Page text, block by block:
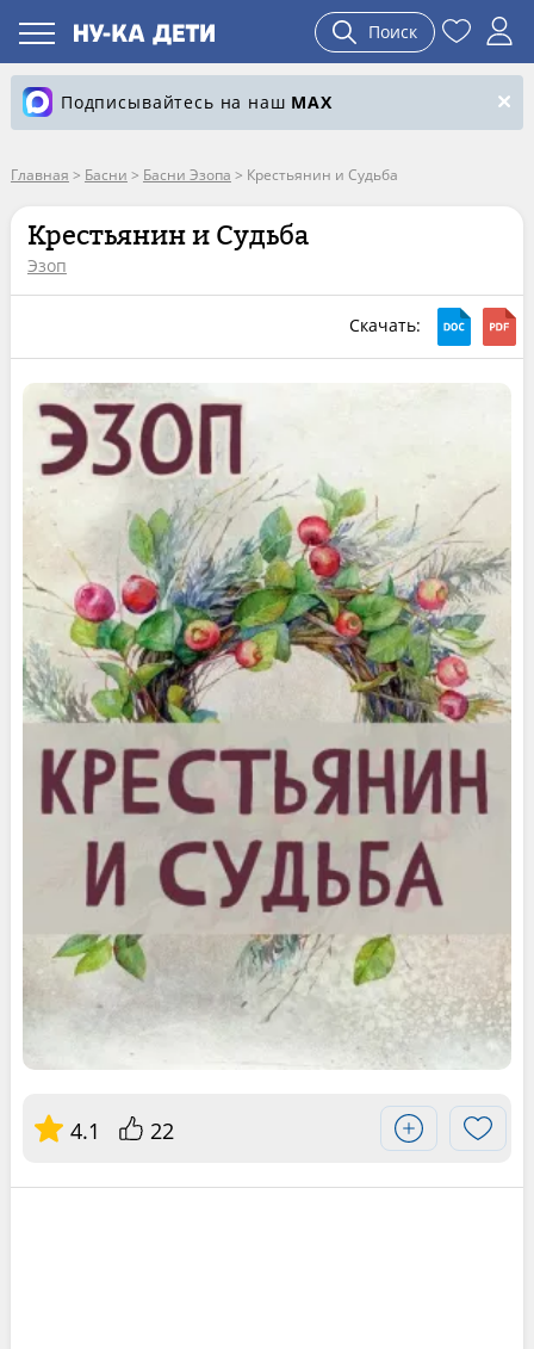
Поиск
Подписывайтесь на наш MAX
Главная > Басни > Басни Эзопа > Крестьянин и Судьба
Крестьянин и Судьба
Эзоп
Скачать:
4.1 22